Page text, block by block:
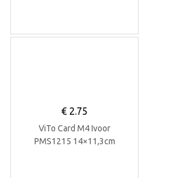
€ 2.75
ViTo Card M4 Ivoor
PMS1215 14×11,3cm